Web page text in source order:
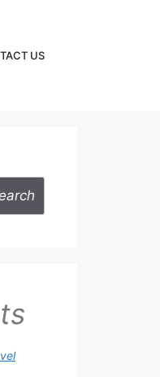
US